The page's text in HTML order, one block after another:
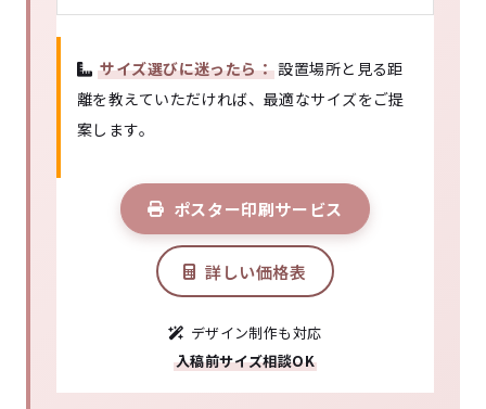
サイズ選びに迷ったら： 設置場所と見る距
離を教えていただければ、最適なサイズをご提
案します。
ポスター印刷サービス
詳しい価格表
デザイン制作も対応
入稿前サイズ相談OK